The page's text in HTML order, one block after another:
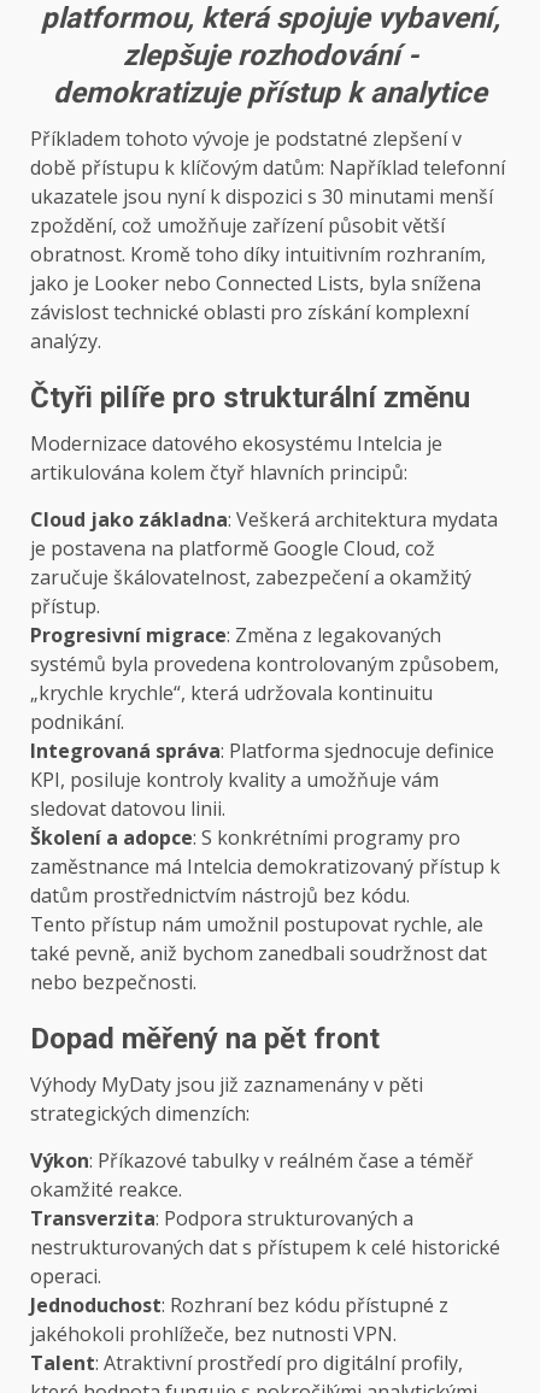
platformou, která spojuje vybavení,
zlepšuje rozhodování -
demokratizuje přístup k analytice
Příkladem tohoto vývoje je podstatné zlepšení v
době přístupu k klíčovým datům: Například telefonní
ukazatele jsou nyní k dispozici s 30 minutami menší
zpoždění, což umožňuje zařízení působit větší
obratnost. Kromě toho díky intuitivním rozhraním,
jako je Looker nebo Connected Lists, byla snížena
závislost technické oblasti pro získání komplexní
analýzy.
Čtyři pilíře pro strukturální změnu
Modernizace datového ekosystému Intelcia je
artikulována kolem čtyř hlavních principů:
Cloud jako základna: Veškerá architektura mydata
je postavena na platformě Google Cloud, což
zaručuje škálovatelnost, zabezpečení a okamžitý
přístup.
Progresivní migrace: Změna z legakovaných
systémů byla provedena kontrolovaným způsobem,
„krychle krychle“, která udržovala kontinuitu
podnikání.
Integrovaná správa: Platforma sjednocuje definice
KPI, posiluje kontroly kvality a umožňuje vám
sledovat datovou linii.
Školení a adopce: S konkrétními programy pro
zaměstnance má Intelcia demokratizovaný přístup k
datům prostřednictvím nástrojů bez kódu.
Tento přístup nám umožnil postupovat rychle, ale
také pevně, aniž bychom zanedbali soudržnost dat
nebo bezpečnosti.
Dopad měřený na pět front
Výhody MyDaty jsou již zaznamenány v pěti
strategických dimenzích:
Výkon: Příkazové tabulky v reálném čase a téměř
okamžité reakce.
Transverzita: Podpora strukturovaných a
nestrukturovaných dat s přístupem k celé historické
operaci.
Jednoduchost: Rozhraní bez kódu přístupné z
jakéhokoli prohlížeče, bez nutnosti VPN.
Talent: Atraktivní prostředí pro digitální profily,